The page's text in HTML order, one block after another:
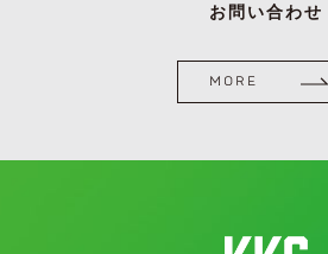
お問い合わせ
MORE